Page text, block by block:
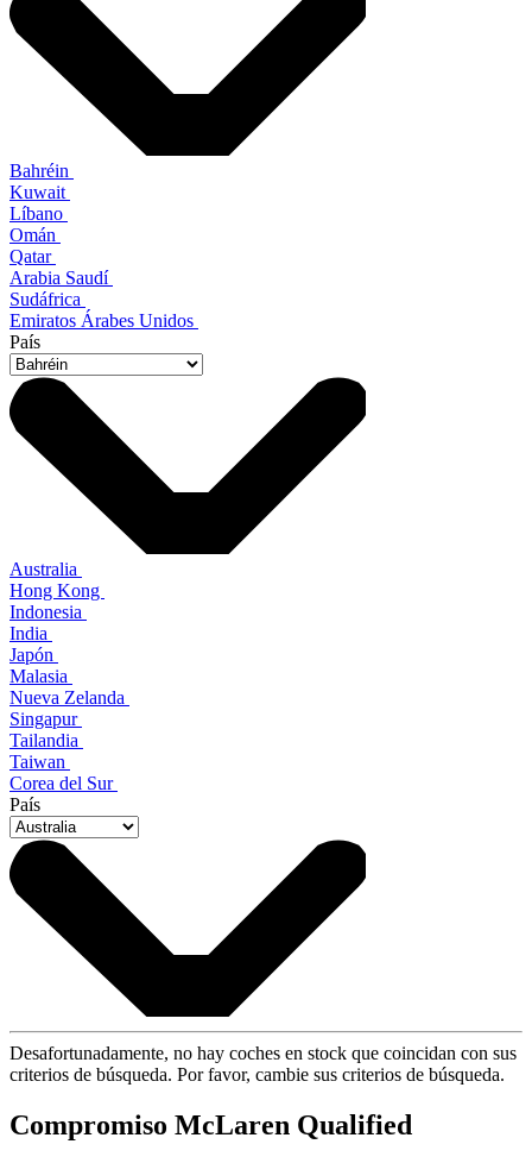
Bahréin
Kuwait
Líbano
Omán
Qatar
Arabia Saudí
Sudáfrica
Emiratos Árabes Unidos
País
Australia
Hong Kong
Indonesia
India
Japón
Malasia
Nueva Zelanda
Singapur
Tailandia
Taiwan
Corea del Sur
País
Desafortunadamente, no hay coches en stock que coincidan con sus
criterios de búsqueda. Por favor, cambie sus criterios de búsqueda.
Compromiso McLaren Qualified